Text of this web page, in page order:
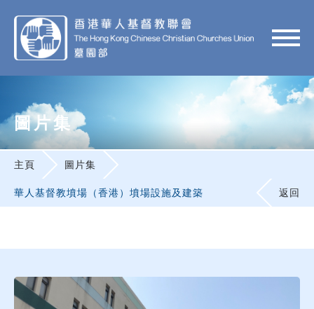
圖片集
主頁 圖片集
華人基督教墳場（香港）墳場設施及建築 返回